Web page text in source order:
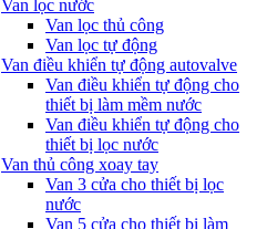
Van lọc nước
Van lọc thủ công
Van lọc tự động
Van điều khiển tự động autovalve
Van điều khiển tự động cho
thiết bị làm mềm nước
Van điều khiển tự động cho
thiết bị lọc nước
Van thủ công xoay tay
Van 3 cửa cho thiết bị lọc
nước
Van 5 cửa cho thiết bị làm